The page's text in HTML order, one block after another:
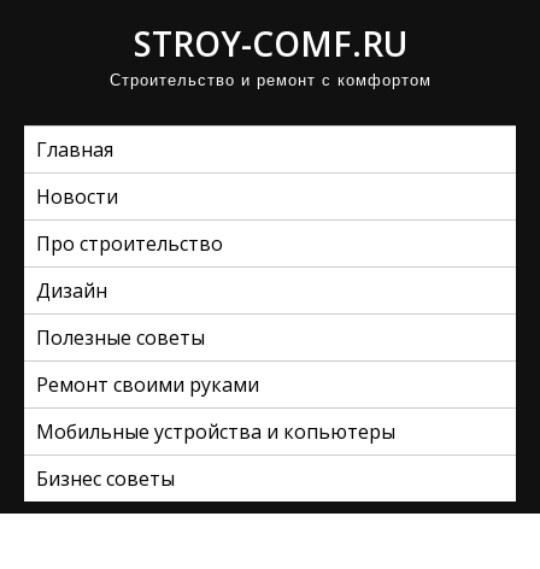
STROY-COMF.RU
Строительство и ремонт с комфортом
Главная
Новости
Про строительство
Дизайн
Полезные советы
Ремонт своими руками
Мобильные устройства и копьютеры
Бизнес советы